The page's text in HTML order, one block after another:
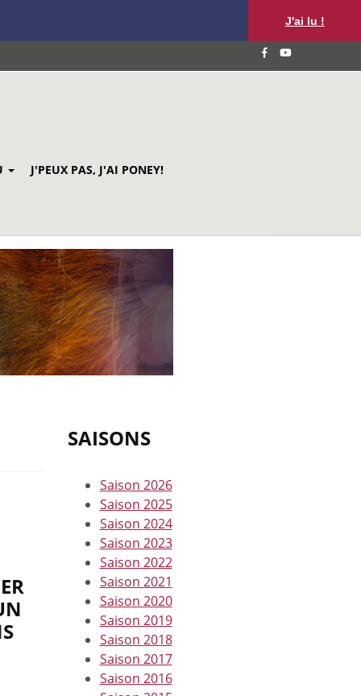
J'ai lu !
J'PEUX PAS, J'AI PONEY!
SAISONS
Saison 2026
Saison 2025
Saison 2024
Saison 2023
Saison 2022
Saison 2021
Saison 2020
Saison 2019
Saison 2018
Saison 2017
Saison 2016